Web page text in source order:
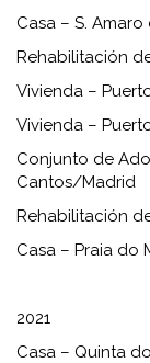
Casa – S.
Rehabilitación
Vivienda –
Vivienda –
Conjunto de
Cantos/Madrid
Rehabilitación
Casa – Praia do
2021
Casa – Quinta